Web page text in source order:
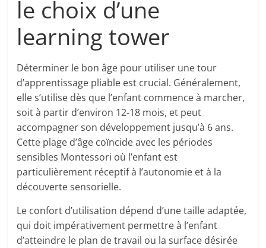
le choix d’une
learning tower
Déterminer le bon âge pour utiliser une tour
d’apprentissage pliable est crucial. Généralement,
elle s’utilise dès que l’enfant commence à marcher,
soit à partir d’environ 12-18 mois, et peut
accompagner son développement jusqu’à 6 ans.
Cette plage d’âge coïncide avec les périodes
sensibles Montessori où l’enfant est
particulièrement réceptif à l’autonomie et à la
découverte sensorielle.
Le confort d’utilisation dépend d’une taille adaptée,
qui doit impérativement permettre à l’enfant
d’atteindre le plan de travail ou la surface désirée